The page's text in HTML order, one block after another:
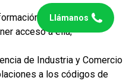
únicamente a las
acceso a ella;
de Industria y Comercio
a los códigos de
Llámanos